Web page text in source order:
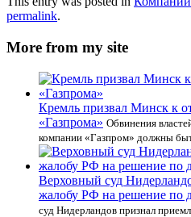
permalink.
More from my site
Кремль призвал Минск к
«Газпрома» Обвинения
компании «Газпром» должны
Верховный суд
жалобу РФ на решение
суд Нидерландов признал